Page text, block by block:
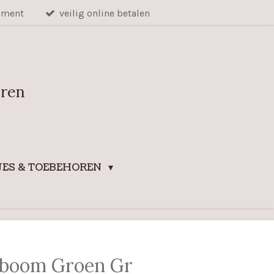
veilig online betalen
& TOEBEHOREN
Groen Gr